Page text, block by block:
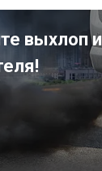
выхлоп и